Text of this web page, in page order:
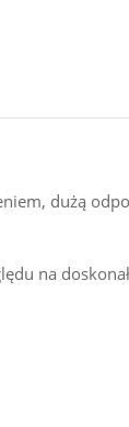
dużą
na